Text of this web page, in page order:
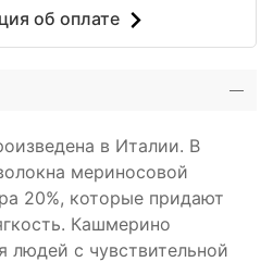
об оплате
в Италии. В
мериносовой
20%, которые придают
Кашмерино
людей с чувствительной